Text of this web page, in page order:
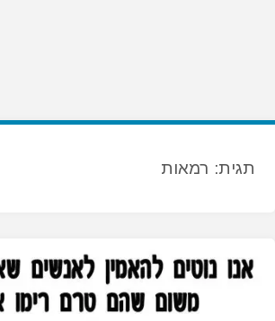
תגית: רמאות